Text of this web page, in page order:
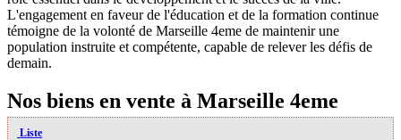
L'engagement en faveur de l'éducation et de la formation continue
témoigne de la volonté de Marseille 4eme de maintenir une
population instruite et compétente, capable de relever les défis de
demain.
Nos biens en vente à Marseille 4eme
Liste